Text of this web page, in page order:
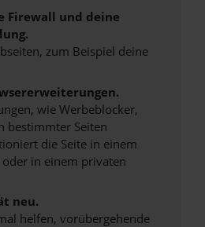
Firewall und deine
zum Beispiel deine
wie Werbeblocker,
bestimmter Seiten
die Seite in einem
in einem privaten
neu.
helfen, vorübergehende